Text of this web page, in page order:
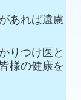
あれば遠慮
りつけ医と
様の健康を